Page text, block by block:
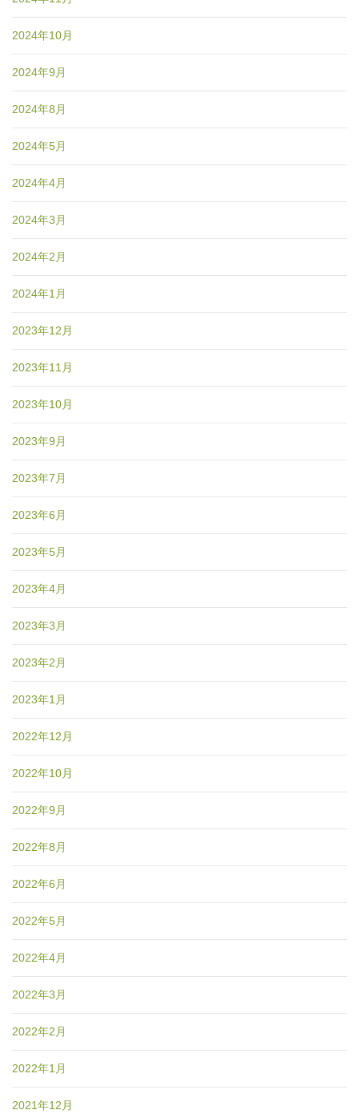
2024年10月
2024年9月
2024年8月
2024年5月
2024年4月
2024年3月
2024年2月
2024年1月
2023年12月
2023年11月
2023年10月
2023年9月
2023年7月
2023年6月
2023年5月
2023年4月
2023年3月
2023年2月
2023年1月
2022年12月
2022年10月
2022年9月
2022年8月
2022年6月
2022年5月
2022年4月
2022年3月
2022年2月
2022年1月
2021年12月